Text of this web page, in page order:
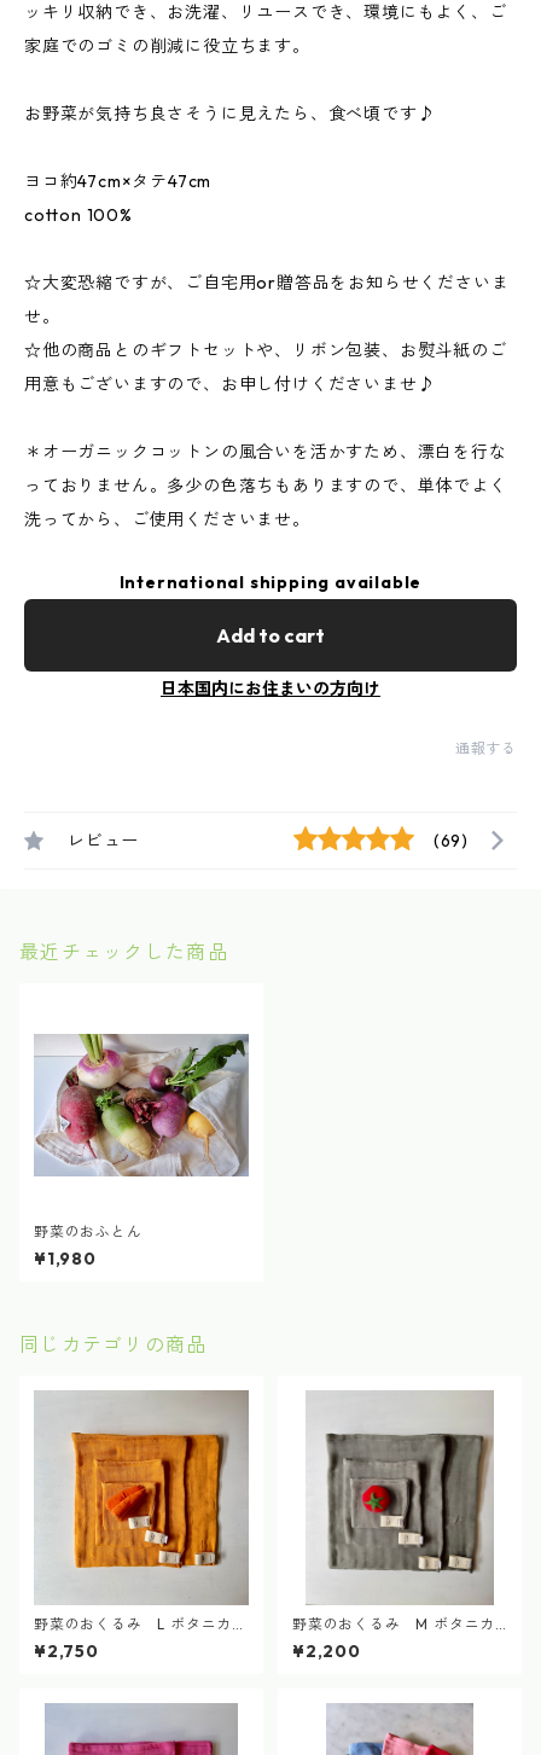
ッキリ収納でき、お洗濯、リユースでき、環境にもよく、ご
家庭でのゴミの削減に役立ちます。
お野菜が気持ち良さそうに見えたら、食べ頃です♪
ヨコ約47cm×タテ47cm
cotton 100%
☆大変恐縮ですが、ご自宅用or贈答品をお知らせくださいま
せ。
☆他の商品とのギフトセットや、リボン包装、お熨斗紙のご
用意もございますので、お申し付けくださいませ♪
＊オーガニックコットンの風合いを活かすため、漂白を行な
っておりません。多少の色落ちもありますので、単体でよく
洗ってから、ご使用くださいませ。
International shipping available
Add to cart
日本国内にお住まいの方向け
通報する
レビュー (69)
最近チェックした商品
野菜のおふとん
¥1,980
同じカテゴリの商品
野菜のおくるみ L ボタニカル
ダイ vegetable swaddle bot
anical dye
¥2,750
野菜のおくるみ M ボタニカ
ルダイ vegetable swaddle b
otanical dye
¥2,200